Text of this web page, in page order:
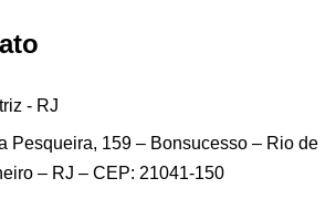
- RJ
Pesqueira, 159 – Bonsucesso – Rio de
– RJ – CEP: 21041-150